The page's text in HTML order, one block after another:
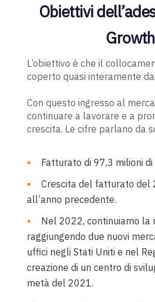
Obiettivi
Growth
L’obiettivo è che il
coperto quasi interamente
Con questo ingresso al
continuare a lavorare e a
crescita. Le cifre parlano da
Fatturato di 97,3 milioni di
Crescita del fatturato del
all’anno precedente.
Nel 2022, continuiamo la
raggiungendo due nuovi
uffici negli Stati Uniti e nel
creazione di un centro di
metà del 2021.